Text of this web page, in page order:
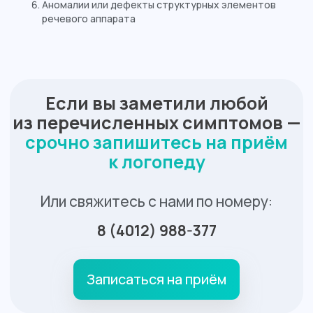
Аномалии или дефекты структурных элементов
речевого аппарата
Оставьте заявку на обратный
звонок, чтобы получить
подробную информацию о
наших услугах и специалистах
Оставить заявку
8 (4012) 988-377